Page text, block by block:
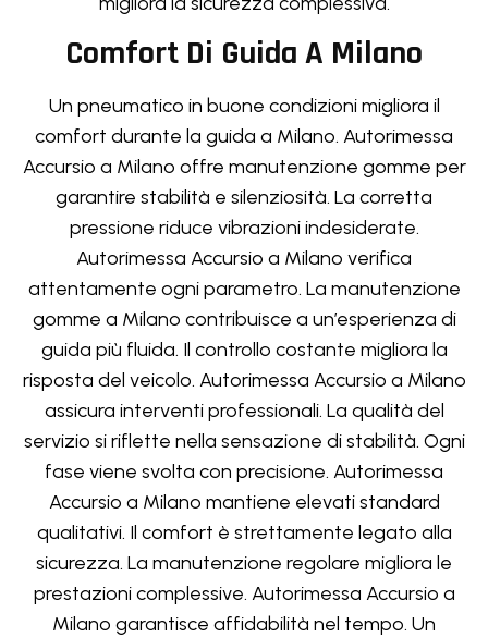
Comfort Di Guida A Milano
Un pneumatico in buone condizioni migliora il
comfort durante la guida a Milano. Autorimessa
Accursio a Milano offre manutenzione gomme per
garantire stabilità e silenziosità. La corretta
pressione riduce vibrazioni indesiderate.
Autorimessa Accursio a Milano verifica
attentamente ogni parametro. La manutenzione
gomme a Milano contribuisce a un’esperienza di
guida più fluida. Il controllo costante migliora la
risposta del veicolo. Autorimessa Accursio a Milano
assicura interventi professionali. La qualità del
servizio si riflette nella sensazione di stabilità. Ogni
fase viene svolta con precisione. Autorimessa
Accursio a Milano mantiene elevati standard
qualitativi. Il comfort è strettamente legato alla
sicurezza. La manutenzione regolare migliora le
prestazioni complessive. Autorimessa Accursio a
Milano garantisce affidabilità nel tempo. Un